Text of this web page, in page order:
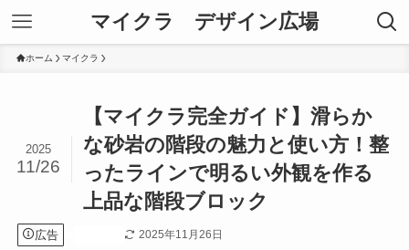
マイクラ デザイン広場
ホーム マイクラ
【マイクラ完全ガイド】滑らか
な砂岩の階段の魅力と使い方！整
ったラインで明るい外観を作る
上品な階段ブロック
2025
11/26
広告 2025年11月26日